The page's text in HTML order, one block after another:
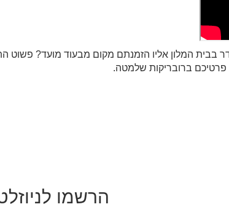
בבית המלון אליו הזמנתם מקום מבעוד מועד? פשוט
הרשמו